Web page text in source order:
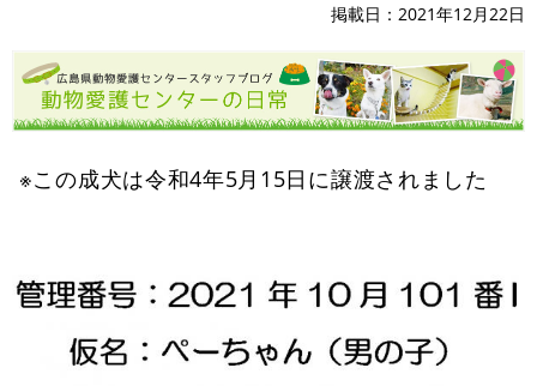
掲載日 2021年12月22日
※この成犬は令和4年5月15日に譲渡されました